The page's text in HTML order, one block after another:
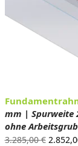
mm | Spurweite
ohne
3.285,00€